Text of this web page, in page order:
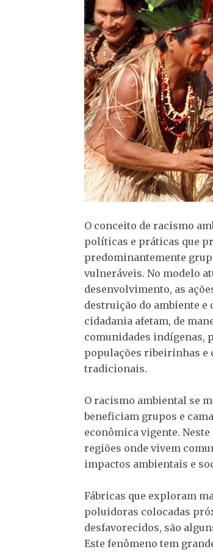
O conceito de racismo
políticas e práticas que
predominantemente
vulneráveis. No modelo
desenvolvimento, as
destruição do ambiente e
cidadania afetam, de
comunidades indígenas,
populações ribeirinhas e
tradicionais.
O racismo ambiental se
beneficiam grupos e
econômica vigente.
regiões onde vivem
impactos ambientais e
Fábricas que exploram
poluidoras colocadas
desfavorecidos, são
Este fenômeno tem